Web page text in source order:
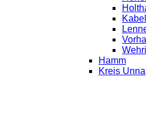
Kabel
Hamm
Kreis Unna